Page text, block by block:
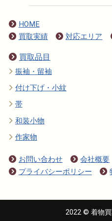
HOME
買取実績
対応エリア
買取品目
振袖・留袖
付け下げ・小紋
帯
和装小物
作家物
お問い合わせ 会社概要
プライバシーポリシー
2022 © 着物